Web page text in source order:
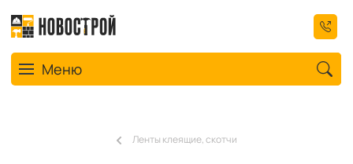
Toggle navigation
Меню
Ленты клеящие, скотчи